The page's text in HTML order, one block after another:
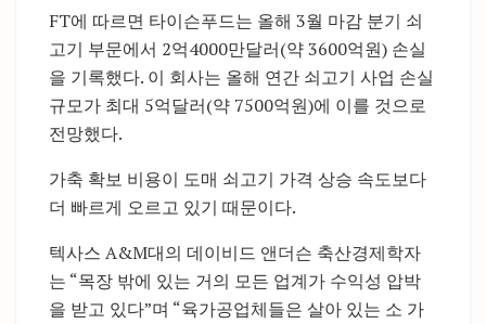
FT에 따르면 타이슨푸드는 올해 3월 마감 분기 쇠
고기 부문에서 2억4000만달러(약 3600억원) 손실
을 기록했다. 이 회사는 올해 연간 쇠고기 사업 손실
규모가 최대 5억달러(약 7500억원)에 이를 것으로
전망했다.
가축 확보 비용이 도매 쇠고기 가격 상승 속도보다
더 빠르게 오르고 있기 때문이다.
텍사스 A&M대의 데이비드 앤더슨 축산경제학자
는 “목장 밖에 있는 거의 모든 업계가 수익성 압박
을 받고 있다”며 “육가공업체들은 살아 있는 소 가